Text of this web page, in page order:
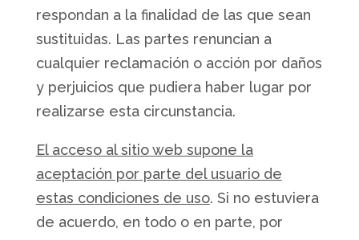
respondan a la finalidad de las que sean
sustituidas. Las partes renuncian a
cualquier reclamación o acción por daños
y perjuicios que pudiera haber lugar por
realizarse esta circunstancia.
El acceso al sitio web supone la
aceptación por parte del usuario de
estas condiciones de uso. Si no estuviera
de acuerdo, en todo o en parte, por